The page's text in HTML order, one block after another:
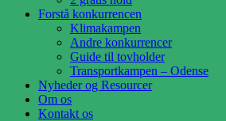
Forstå konkurrencen
Klimakampen
Andre konkurrencer
Guide til tovholder
Transportkampen – Odense
Nyheder og Resourcer
Om os
Kontakt os